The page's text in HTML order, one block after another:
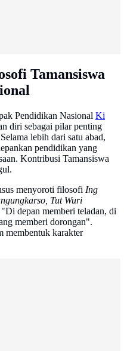
Tamansiswa
Pendidikan Nasional Ki
diri sebagai pilar penting
lebih dari satu abad,
pendidikan yang
Kontribusi Tamansiswa
menyoroti filosofi Ing
Tut Wuri
depan memberi teladan, di
memberi dorongan".
membentuk karakter